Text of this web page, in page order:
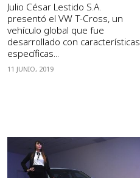
Julio César Lestido S.A.
presentó el VW T-Cross, un
vehículo global que fue
desarrollado con características
específicas...
11 JUNIO, 2019
VER NOTA